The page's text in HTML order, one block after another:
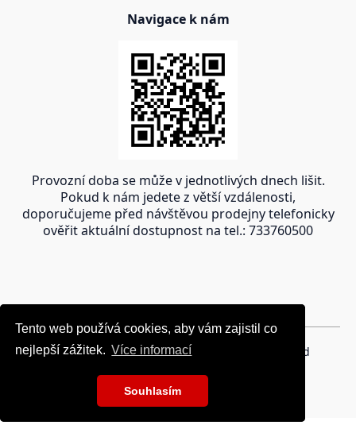
Tento web používá cookies, aby vám zajistil co
nejlepší zážitek. Více informací
Souhlasím
Tento web používá cookies, aby vám zajistil co
nejlepší zážitek. Více informací
Souhlasím
Navigace k nám
Provozní doba se může v jednotlivých dnech lišit.
Pokud k nám jedete z větší vzdálenosti,
doporučujeme před návštěvou prodejny telefonicky
ověřit aktuální dostupnost na tel.: 733760500
Copyright © 2024 oravakrb.sk, All rights reserved